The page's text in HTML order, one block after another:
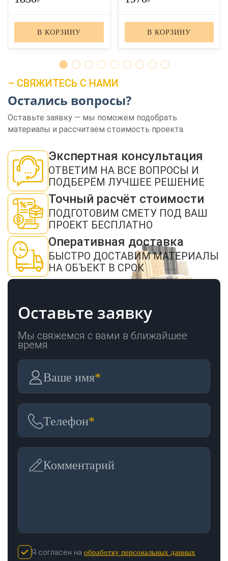
В КОРЗИНУ В КОРЗИНУ
– СВЯЖИТЕСЬ С НАМИ
Остались вопросы?
Оставьте заявку — мы поможем подобрать
материалы и рассчитаем стоимость проекта.
Экспертная консультация
ОТВЕТИМ НА ВСЕ ВОПРОСЫ И
ПОДБЕРЁМ ЛУЧШЕЕ РЕШЕНИЕ
Точный расчёт стоимости
ПОДГОТОВИМ СМЕТУ ПОД ВАШ
ПРОЕКТ БЕСПЛАТНО
Оперативная доставка
БЫСТРО ДОСТАВИМ МАТЕРИАЛЫ
НА ОБЪЕКТ В СРОК
Оставьте заявку
Мы свяжемся с вами в ближайшее
время
Ваше имя*
Телефон*
Комментарий
Я согласен на обработку персональных данных
ЗАКАЗАТЬ ЗВОНОК
Нажимая кнопку "Отправить", я даю своё согласие на обработку моих
персональных данных в соответствии с ФЗ от 27.07.2006 № 152-ФЗ "О
персональных данных", на условиях и для целей, определенных вполитикой
конфиденциальности
ОТПРАВИТЬ